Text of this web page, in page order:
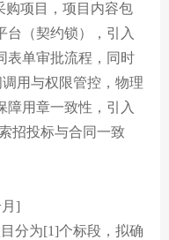
购项目，项目内容包
台（契约锁），引入
表单审批流程，同时
用与权限管控，物理
障用章一致性，引入
招投标与合同一致
]
分为[1]个标段，拟确